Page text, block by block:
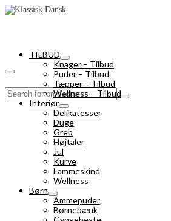
Search
for:
TILBUD
Knager – Tilbud
Puder – Tilbud
Tæpper – Tilbud
Wellness – Tilbud
Interiør
Delikatesser
Duge
Greb
Højtaler
Jul
Kurve
Lammeskind
Wellness
Børn
Ammepuder
Børnebænk